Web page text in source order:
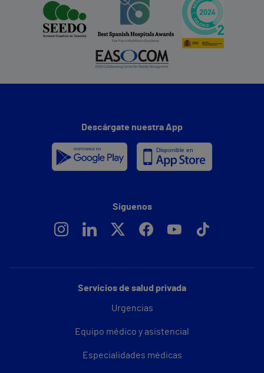
Servicios de salud privada
Urgencias
Equipo médico y asistencial
Especialidades médicas
Descárgate nuestra App
Síguenos